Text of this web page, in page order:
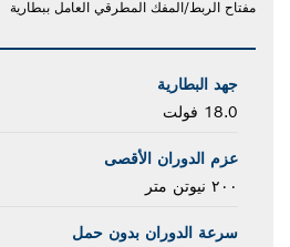
مفتاح الربط/المفك المطرقي العامل ببطارية
جهد البطارية
18.0 فولت
عزم الدوران الأقصى
٢٠٠ نيوتن متر
سرعة الدوران بدون حمل